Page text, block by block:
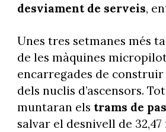
desviament de serveis,
Unes tres setmanes més
de les màquines
encarregades de
dels nuclis d’ascensors.
muntaran els trams de
salvar el desnivell de